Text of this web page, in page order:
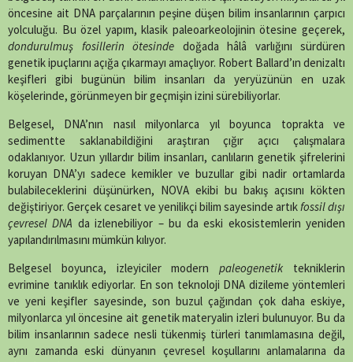
öncesine ait DNA parçalarının peşine düşen bilim insanlarının çarpıcı
yolculuğu. Bu özel yapım, klasik paleoarkeolojinin ötesine geçerek,
dondurulmuş fosillerin ötesinde doğada hâlâ varlığını sürdüren
genetik ipuçlarını açığa çıkarmayı amaçlıyor. Robert Ballard’ın denizaltı
keşifleri gibi bugünün bilim insanları da yeryüzünün en uzak
köşelerinde, görünmeyen bir geçmişin izini sürebiliyorlar.
Belgesel, DNA’nın nasıl milyonlarca yıl boyunca toprakta ve
sedimentte saklanabildiğini araştıran çığır açıcı çalışmalara
odaklanıyor. Uzun yıllardır bilim insanları, canlıların genetik şifrelerini
koruyan DNA’yı sadece kemikler ve buzullar gibi nadir ortamlarda
bulabileceklerini düşünürken, NOVA ekibi bu bakış açısını kökten
değiştiriyor. Gerçek cesaret ve yenilikçi bilim sayesinde artıkfossil dışı
çevresel DNA da izlenebiliyor – bu da eski ekosistemlerin yeniden
yapılandırılmasını mümkün kılıyor.
Belgesel boyunca, izleyiciler modernpaleogenetik tekniklerin
evrimine tanıklık ediyorlar. En son teknoloji DNA dizileme yöntemleri
ve yeni keşifler sayesinde, son buzul çağından çok daha eskiye,
milyonlarca yıl öncesine ait genetik materyalin izleri bulunuyor. Bu da
bilim insanlarının sadece nesli tükenmiş türleri tanımlamasına değil,
aynı zamanda eski dünyanın çevresel koşullarını anlamalarına da